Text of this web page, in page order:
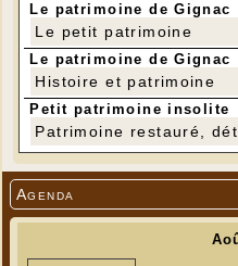
Agenda
Le patrimoine de Gignac
Le petit patrimoine
Le patrimoine de Gignac
Histoire et patrimoine
Petit patrimoine insolite
Patrimoine restauré,